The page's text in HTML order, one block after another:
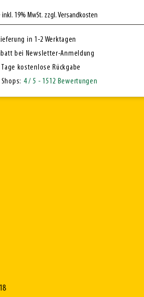
19% MwSt. zzgl. Versandkosten
in 1-2 Werktagen
bei Newsletter-Anmeldung
Tage kostenlose Rückgabe
4/ 5 - 1512 Bewertungen